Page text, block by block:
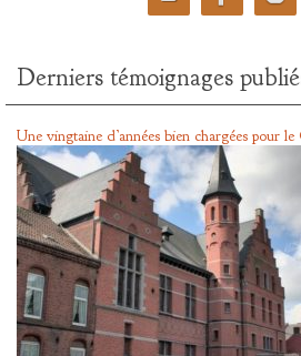
Derniers témoignages
Une vingtaine d’années bien chargées pour